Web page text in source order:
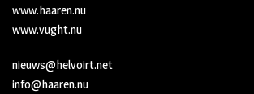
www.haaren.nu
www.vught.nu
nieuws@helvoirt.net
info@haaren.nu